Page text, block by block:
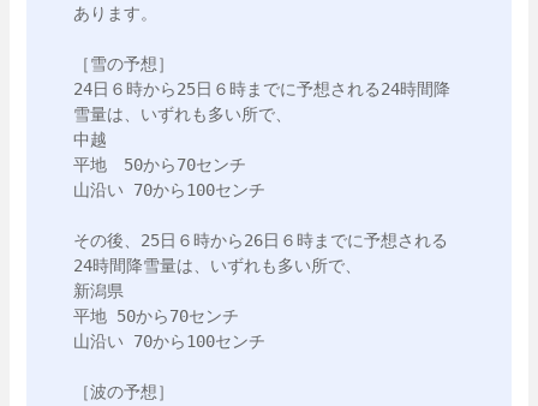
あります。
［雪の予想］
24日６時から25日６時までに予想される24時間降
雪量は、いずれも多い所で、
中越
平地　50から70センチ
山沿い 70から100センチ
その後、25日６時から26日６時までに予想される
24時間降雪量は、いずれも多い所で、
新潟県
平地 50から70センチ
山沿い 70から100センチ
［波の予想］